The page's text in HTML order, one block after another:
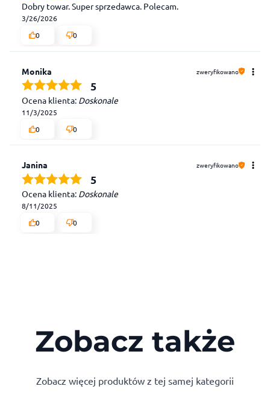
Dobry towar. Super sprzedawca. Polecam.
3/26/2026
0
0
Monika zweryfikowano
5
Ocena klienta: Doskonale
11/3/2025
0
0
Janina zweryfikowano
5
Ocena klienta: Doskonale
8/11/2025
0
0
Zobacz także
Zobacz więcej produktów z tej samej kategorii